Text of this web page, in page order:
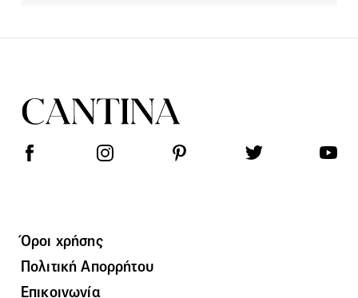
Όροι χρήσης
Πολιτική Απορρήτου
Επικοινωνία